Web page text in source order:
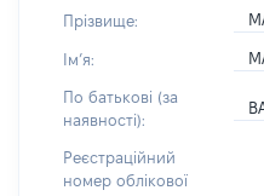
Прізвище:
Імʼя:
По батькові (за
наявності):
Реєстраційний
номер облікової